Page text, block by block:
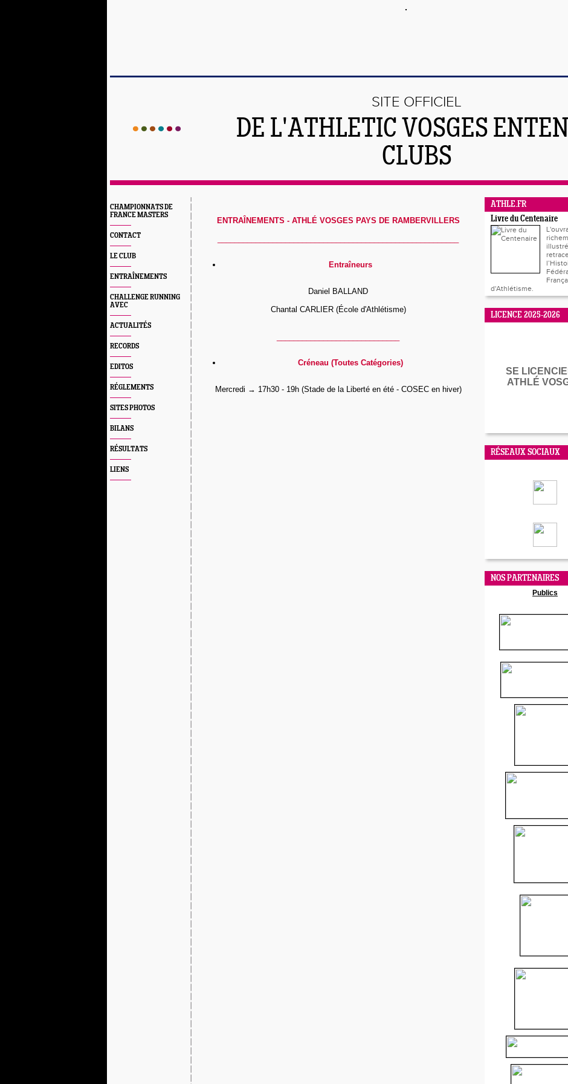
SITE OFFICIEL
DE L'ATHLETIC VOSGES
CLUBS
CHAMPIONNATS DE
FRANCE MASTERS
CONTACT
LE CLUB
ENTRAÎNEMENTS
CHALLENGE RUNNING
AVEC
ACTUALITÉS
RECORDS
EDITOS
RÉGLEMENTS
SITES PHOTOS
BILANS
RÉSULTATS
LIENS
ENTRAÎNEMENTS - ATHLÉ VOSGES PAYS DE RAMBERVILLERS
Entraîneurs
Daniel BALLAND
Chantal CARLIER (École d'Athlétisme)
Créneau (Toutes Catégories)
Mercredi → 17h30 - 19h (Stade de la Liberté en été - COSEC en hiver)
ATHLE.FR
Livre du Centenaire
d'Athlétisme.
LICENCE 2025-2026
SE
ATHLÉ
RÉSEAUX SOCIAUX
NOS PARTENAIRES
Publics